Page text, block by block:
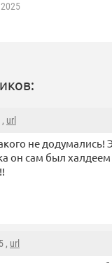
url
не додумались!
он сам был
, url